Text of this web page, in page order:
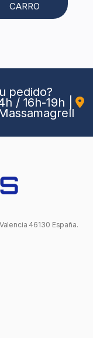
CARRO
pedido?
/ 16h-19h
46130 España.